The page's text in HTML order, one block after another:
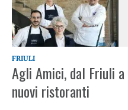
FRIULI
Agli Amici, dal Friuli a
nuovi ristoranti